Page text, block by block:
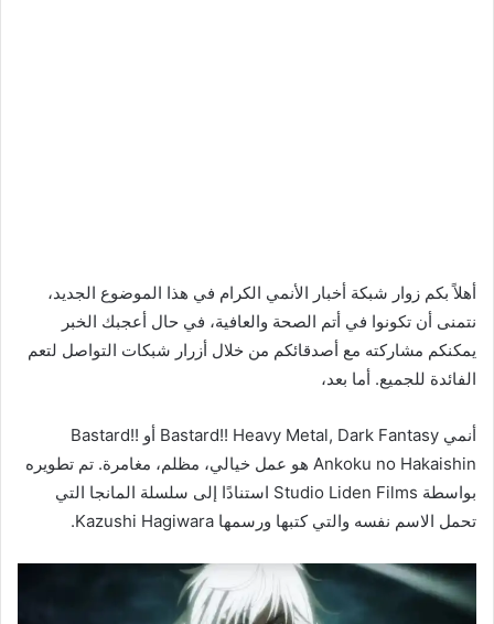
أهلاً بكم زوار شبكة أخبار الأنمي الكرام في هذا الموضوع الجديد،
نتمنى أن تكونوا في أتم الصحة والعافية، في حال أعجبك الخبر
يمكنكم مشاركته مع أصدقائكم من خلال أزرار شبكات التواصل لتعم
الفائدة للجميع. أما بعد،
أنمي Bastard!! Heavy Metal, Dark Fantasy أو Bastard!!
Ankoku no Hakaishin هو عمل خيالي، مظلم، مغامرة. تم تطويره
بواسطة Studio Liden Films استنادًا إلى سلسلة المانجا التي
تحمل الاسم نفسه والتي كتبها ورسمها Kazushi Hagiwara.